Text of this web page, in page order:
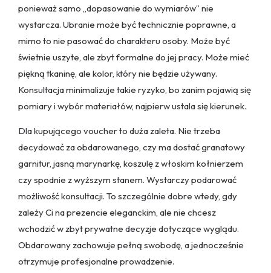
ponieważ samo „dopasowanie do wymiarów” nie
wystarcza. Ubranie może być technicznie poprawne, a
mimo to nie pasować do charakteru osoby. Może być
świetnie uszyte, ale zbyt formalne do jej pracy. Może mieć
piękną tkaninę, ale kolor, który nie będzie używany.
Konsultacja minimalizuje takie ryzyko, bo zanim pojawią się
pomiary i wybór materiałów, najpierw ustala się kierunek.
Dla kupującego voucher to duża zaleta. Nie trzeba
decydować za obdarowanego, czy ma dostać granatowy
garnitur, jasną marynarkę, koszulę z włoskim kołnierzem
czy spodnie z wyższym stanem. Wystarczy podarować
możliwość konsultacji. To szczególnie dobre wtedy, gdy
zależy Ci na prezencie eleganckim, ale nie chcesz
wchodzić w zbyt prywatne decyzje dotyczące wyglądu.
Obdarowany zachowuje pełną swobodę, a jednocześnie
otrzymuje profesjonalne prowadzenie.